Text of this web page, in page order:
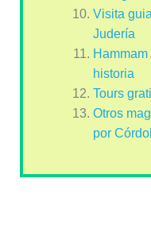
Visita
Judería
historia
Tours
Otros
por